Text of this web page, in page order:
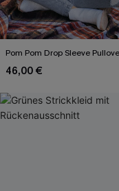
Pom Pom Drop Sleeve
46,00 €